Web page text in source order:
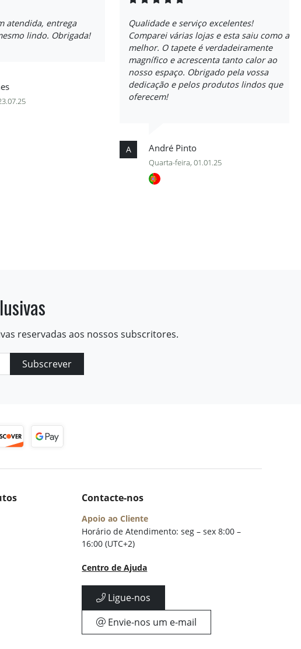
atendida, entrega
lindo. Obrigada!
Qualidade e serviço excelentes!
Comparei várias lojas e esta saiu como a
melhor. O tapete é verdadeiramente
magnífico e acrescenta tanto calor ao
nosso espaço. Obrigado pela vossa
dedicação e pelos produtos lindos que
oferecem!
A André Pinto
Quarta-feira, 01.01.25
reservadas aos nossos subscritores.
Subscrever
Contacte-nos
Apoio ao Cliente
Horário de Atendimento: seg – sex 8:00 –
16:00 (UTC+2)
Centro de Ajuda
Ligue-nos
Envie-nos um e-mail